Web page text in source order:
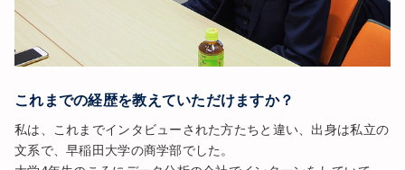
これまでの経歴を教えていただけますか？
私は、これまでインタビューされた方たちと違い、出身は私立の
文系で、早稲田大学の商学部でした。